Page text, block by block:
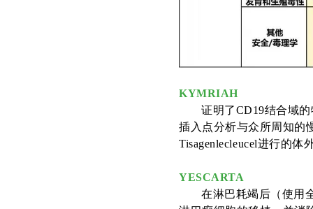
KYMRIAH
证明了CD19结合域
插入点分析与众所周知的
Tisagenlecleucel进行的
YESCARTA
在淋巴耗竭后（使用